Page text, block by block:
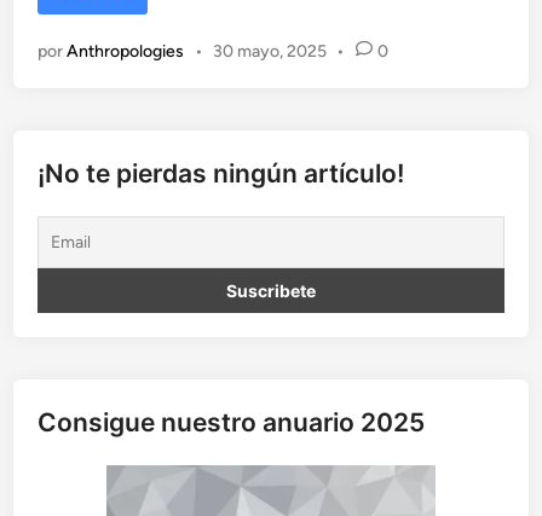
a
á
l
a
m
a
porAnthropologies • 30 mayo, 2025 • 0
¡No te pierdas ningún artículo!
Consigue nuestro anuario 2025